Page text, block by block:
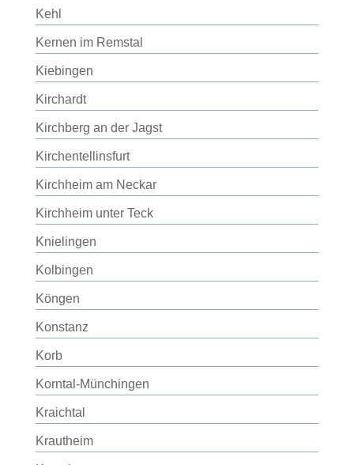
Kehl
Kernen im Remstal
Kiebingen
Kirchardt
Kirchberg an der Jagst
Kirchentellinsfurt
Kirchheim am Neckar
Kirchheim unter Teck
Knielingen
Kolbingen
Köngen
Konstanz
Korb
Korntal-Münchingen
Kraichtal
Krautheim